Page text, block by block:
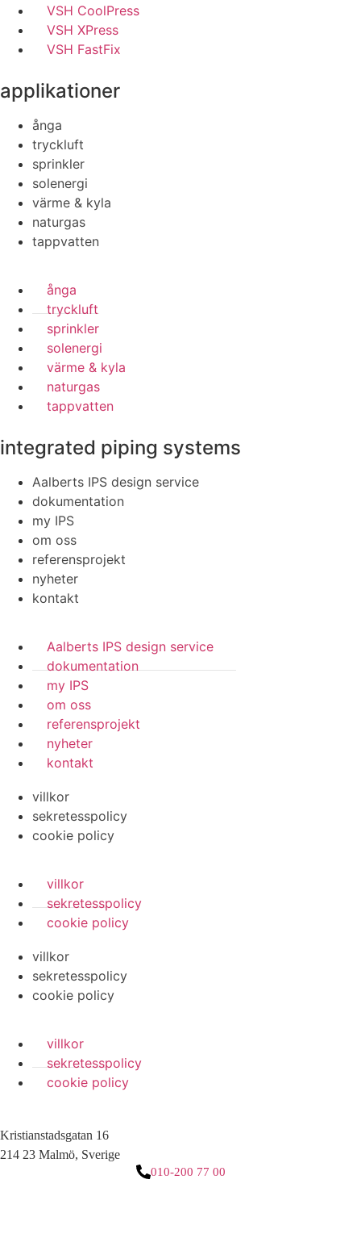
VSH CoolPress
VSH XPress
VSH FastFix
applikationer
ånga
tryckluft
sprinkler
solenergi
värme & kyla
naturgas
tappvatten
ånga
tryckluft
sprinkler
solenergi
värme & kyla
naturgas
tappvatten
integrated piping systems
Aalberts IPS design service
dokumentation
my IPS
om oss
referensprojekt
nyheter
kontakt
Aalberts IPS design service
dokumentation
my IPS
om oss
referensprojekt
nyheter
kontakt
villkor
sekretesspolicy
cookie policy
villkor
sekretesspolicy
cookie policy
villkor
sekretesspolicy
cookie policy
villkor
sekretesspolicy
cookie policy
Kristianstadsgatan 16
214 23 Malmö, Sverige
010-200 77 00